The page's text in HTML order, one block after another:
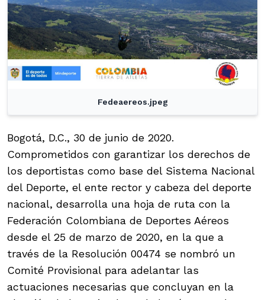
Fedeaereos.jpeg
Bogotá, D.C., 30 de junio de 2020.
Comprometidos con garantizar los derechos de
los deportistas como base del Sistema Nacional
del Deporte, el ente rector y cabeza del deporte
nacional, desarrolla una hoja de ruta con la
Federación Colombiana de Deportes Aéreos
desde el 25 de marzo de 2020, en la que a
través de la Resolución 00474 se nombró un
Comité Provisional para adelantar las
actuaciones necesarias que concluyan en la